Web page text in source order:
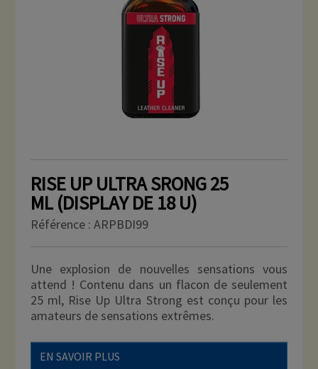
RISE UP ULTRA SRONG 25
ML (DISPLAY DE 18 U)
Référence : ARPBDI99
Une explosion de nouvelles sensations vous
attend ! Contenu dans un flacon de seulement
25 ml, Rise Up Ultra Strong est conçu pour les
amateurs de sensations extrêmes.
EN SAVOIR PLUS